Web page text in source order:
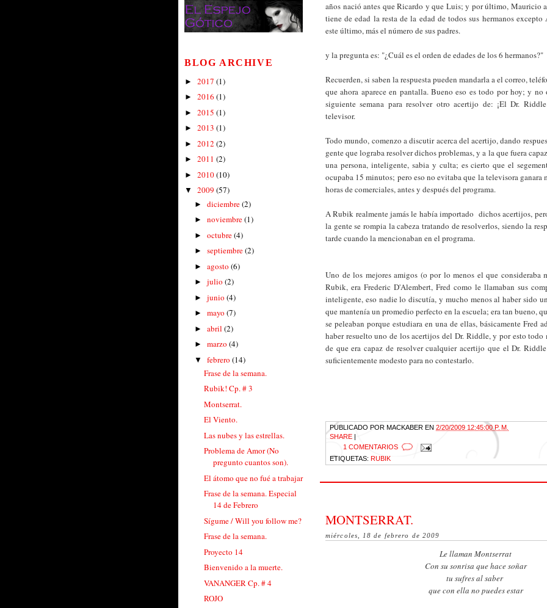
años nació antes que Ricardo y que Luis; y por último, Mauricio
tiene de edad la resta de la edad de todos sus hermanos
este último, más el número de sus padres.
y la pregunta es: "¿Cuál es el orden de edades de los 6 hermanos?"
Recuerden, si saben la respuesta pueden mandarla a el correo,
que ahora aparece en pantalla. Bueno eso es todo por hoy; y
siguiente semana para resolver otro acertijo de: ¡El Dr.
televisor.
Todo mundo, comenzo a discutir acerca del acertijo, dando
gente que lograba resolver dichos problemas, y a la que fuera
una persona, inteligente, sabia y culta; es cierto que el
ocupaba 15 minutos; pero eso no evitaba que la televisora ganara
horas de comerciales, antes y después del programa.
A Rubik realmente jamás le había importado dichos acertijos,
la gente se rompia la cabeza tratando de resolverlos, siendo la
tarde cuando la mencionaban en el programa.
Uno de los mejores amigos (o por lo menos el que consideraba
Rubik, era Frederic D'Alembert, Fred como le llamaban sus
inteligente, eso nadie lo discutía, y mucho menos al haber sido
que mantenía un promedio perfecto en la escuela; era tan bueno,
se peleaban porque estudiara en una de ellas, básicamente Fred
haber resuelto uno de los acertijos del Dr. Riddle, y por esto todo
de que era capaz de resolver cualquier acertijo que el Dr.
suficientemente modesto para no contestarlo.
PUBLICADO POR MACKABER EN 2/20/2009 12:45:00 P. M.
SHARE |
1 COMENTARIOS
ETIQUETAS: RUBIK
MONTSERRAT.
miércoles, 18 de febrero de 2009
Le llaman Montserrat
Con su sonrisa que hace soñar
tu sufres al saber
que con ella no puedes estar
BLOG ARCHIVE
► 2017 (1)
► 2016 (1)
► 2015 (1)
► 2013 (1)
► 2012 (2)
► 2011 (2)
► 2010(10)
▼ 2009 (57)
► diciembre(2)
► noviembre(1)
► octubre(4)
► septiembre(2)
► agosto (6)
► julio (2)
► junio (4)
► mayo (7)
► abril (2)
► marzo (4)
▼ febrero (14)
Frase de la semana.
Rubik! Cp. # 3
Montserrat.
El Viento.
Las nubes y las estrellas.
Problema de Amor (No
pregunto cuantos son).
El átomo que no fué a trabajar
Frase de la semana. Especial
14 de Febrero
Sígume / Will you follow me?
Frase de la semana.
Proyecto 14
Bienvenido a la muerte.
VANANGER Cp. # 4
ROJO